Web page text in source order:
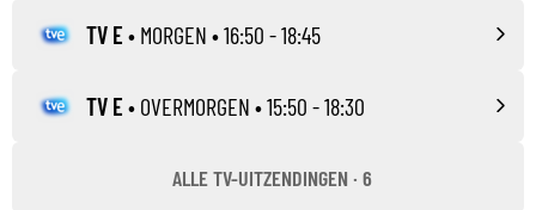
TV E • MORGEN • 16:50 - 18:45
TV E • OVERMORGEN • 15:50 - 18:30
ALLE TV-UITZENDINGEN · 6